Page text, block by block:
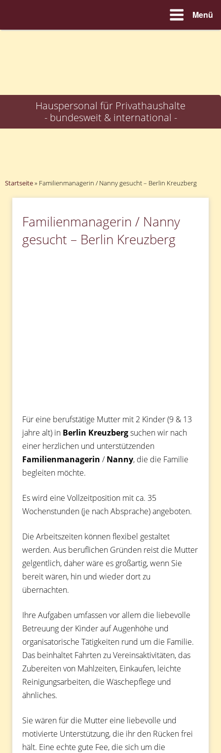
Menü
Hauspersonal für Privathaushalte
- bundesweit & international -
Startseite» Familienmanagerin / Nanny gesucht – Berlin Kreuzberg
Familienmanagerin / Nanny
gesucht – Berlin Kreuzberg
Für eine berufstätige Mutter mit 2 Kinder (9 & 13
jahre alt) in Berlin Kreuzbergsuchen wir nach
einer herzlichen und unterstützenden
Familienmanagerin /Nanny, die die Familie
begleiten möchte.
Es wird eine Vollzeitposition mit ca. 35
Wochenstunden (je nach Absprache) angeboten.
Die Arbeitszeiten können flexibel gestaltet
werden. Aus beruflichen Gründen reist die Mutter
gelgentlich, daher wäre es großartig, wenn Sie
bereit wären, hin und wieder dort zu
übernachten.
Ihre Aufgaben umfassen vor allem die liebevolle
Betreuung der Kinder auf Augenhöhe und
organisatorische Tätigkeiten rund um die Familie.
Das beinhaltet Fahrten zu Vereinsaktivitäten, das
Zubereiten von Mahlzeiten, Einkaufen, leichte
Reinigungsarbeiten, die Wäschepflege und
ähnliches.
Sie wären für die Mutter eine liebevolle und
motivierte Unterstützung, die ihr den Rücken frei
hält. Eine echte gute Fee, die sich um die